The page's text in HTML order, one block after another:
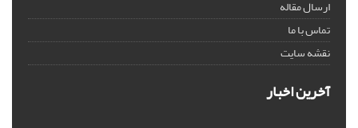
ارسال مقاله
تماس با ما
نقشه سایت
آخرین اخبار